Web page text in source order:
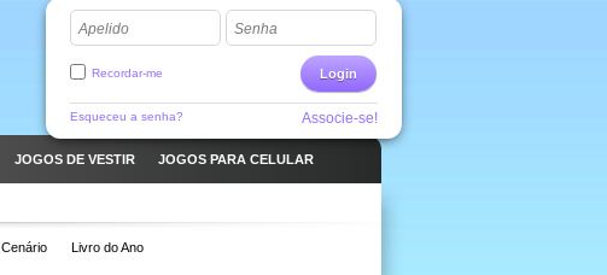
Apelido Senha
Login
Recordar-me
Esqueceu a senha? Associe-se!
JOGOS DE VESTIR JOGOS PARA CELULAR
Cenário Livro do Ano